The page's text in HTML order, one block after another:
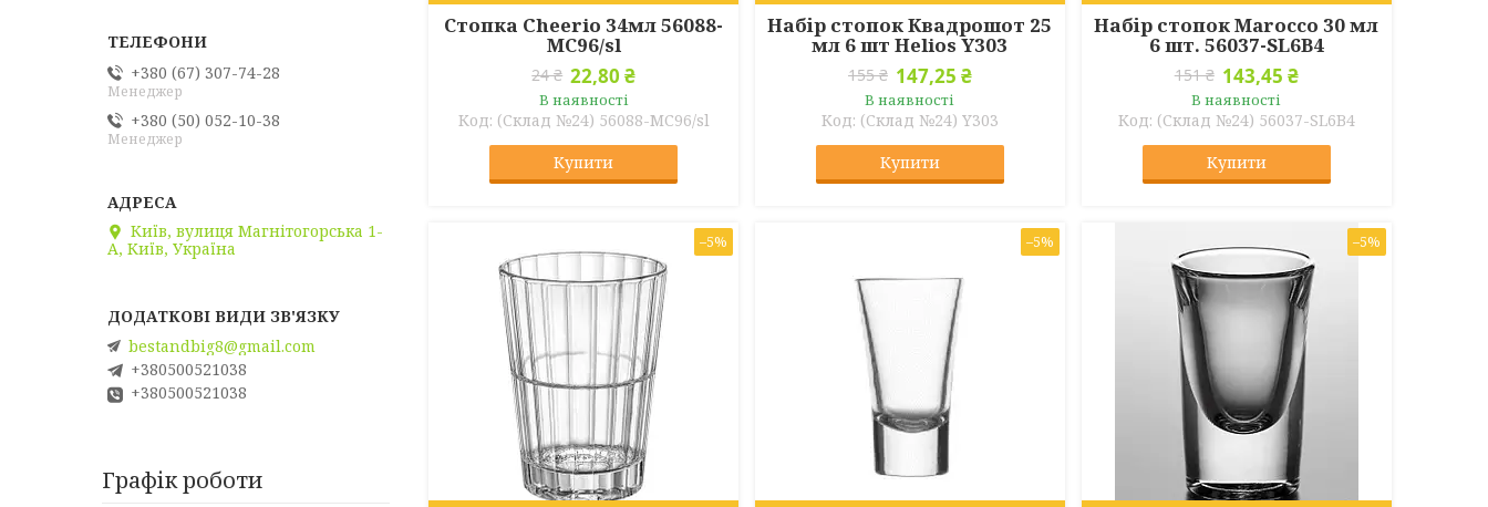
Стопка Cheerio 34мл 56088-
МС96/sl
24 ₴ 22,80 ₴
В наявності
(Склад №24) 56088-МС96/sl
Купити
Набір стопок Квадрошот 25
мл 6 шт Helios Y303
155 ₴ 147,25 ₴
В наявності
(Склад №24) Y303
Купити
Набір стопок Marocco 30 мл
6 шт. 56037-SL6B4
151 ₴ 143,45 ₴
В наявності
(Склад №24) 56037-SL6B4
Купити
–5% –5% –5%
+380 (67) 307-74-28
Менеджер
+380 (50) 052-10-38
Менеджер
Київ, вулиця Магнітогорська 1-
А, Київ, Україна
bestandbig8@gmail.com
+380500521038
+380500521038
Графік роботи